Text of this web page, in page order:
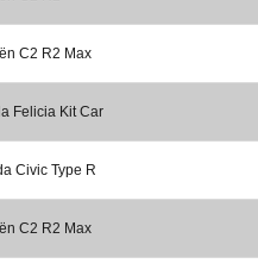
C2 R2 Max
Felicia Kit Car
Civic Type R
C2 R2 Max